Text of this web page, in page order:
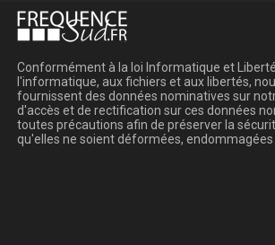
Conformément à la loi Informatique et
l'informatique, aux fichiers et aux libertés,
fournissent des données nominatives sur
d'accès et de rectification sur ces données
toutes précautions afin de préserver la
qu'elles ne soient déformées,